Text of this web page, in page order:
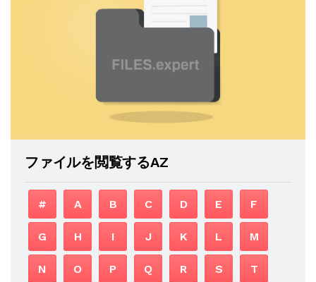
ファイルを閲覧するAZ
# A B C D E F
G H I J K L M
N O P Q R S T